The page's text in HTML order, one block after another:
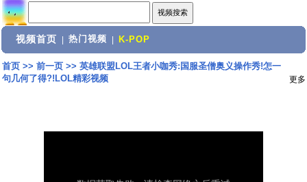
视频首页 热门视频 K-POP
首页>> 前一页>> 英雄联盟LOL王者小咖秀:国服圣僧奥义操作秀!怎一
句几何了得?!LOL精彩视频
更多